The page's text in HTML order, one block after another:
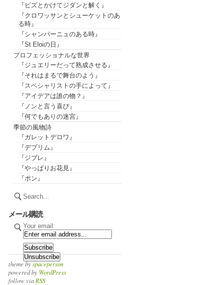
『ビズとかけてジダンと解く』
『クロワッサンとシューケットのあ
る時』
『シャンパーニュのある時』
『St Eloiの日』
プロフェッショナルな世界
『ジュエリーだって熟成させる』
『それはまるで舞台のよう』
『スペシャリストの手によって』
『アイデアは誰の物？』
『ノンと言う喜び』
『何でもありの迷宮』
季節の風物詩
『ガレットデロワ』
『デプリム』
『ジブレ』
『やっぱりお花見』
『ポン』
メール購読
Your email:
theme byspaceperson
powered by WordPress
follow via RSS